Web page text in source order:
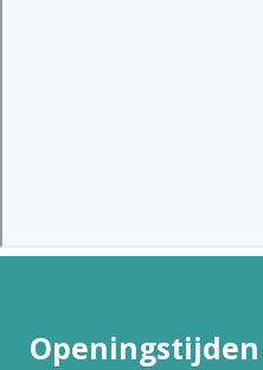
Openingstijden